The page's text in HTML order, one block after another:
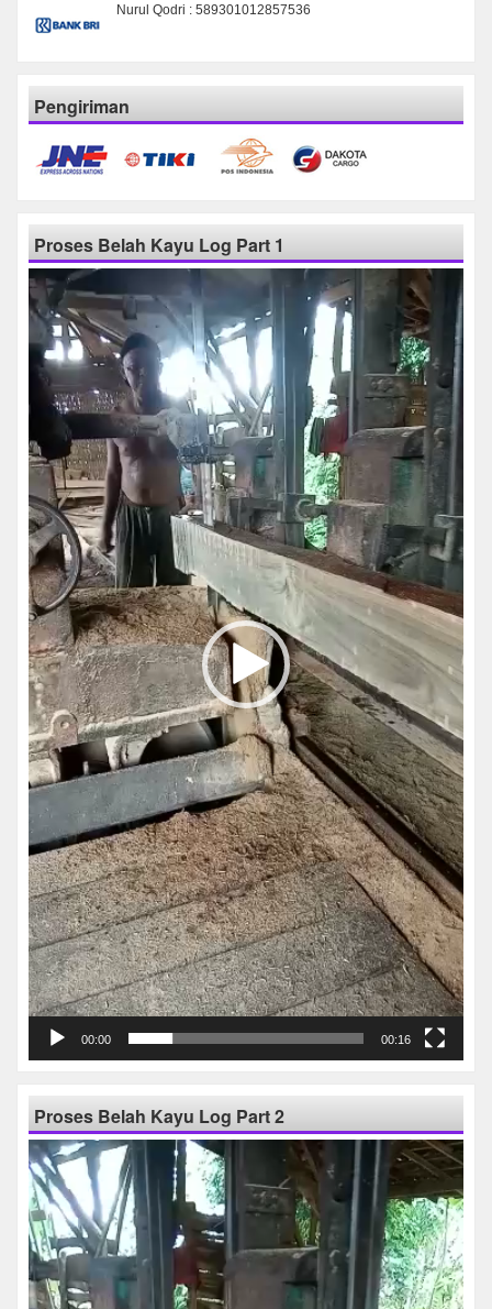
Nurul Qodri : 589301012857536
Pengiriman
Proses Belah Kayu Log Part 1
Pemutar
Video
00:00 00:16
Proses Belah Kayu Log Part 2
Pemutar
Video